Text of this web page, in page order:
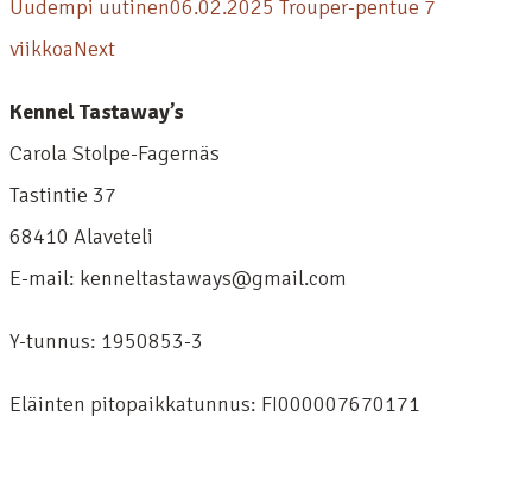
Uudempi uutinen06.02.2025 Trouper-pentue 7
viikkoaNext
Kennel Tastaway’s
Carola Stolpe-Fagernäs
Tastintie 37
68410 Alaveteli
E-mail: kenneltastaways@gmail.com
Y-tunnus: 1950853-3
Eläinten pitopaikkatunnus: FI000007670171